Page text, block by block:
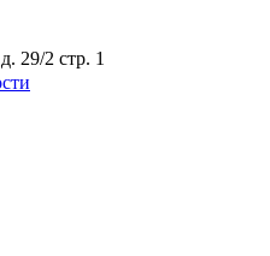
29/2 стр. 1